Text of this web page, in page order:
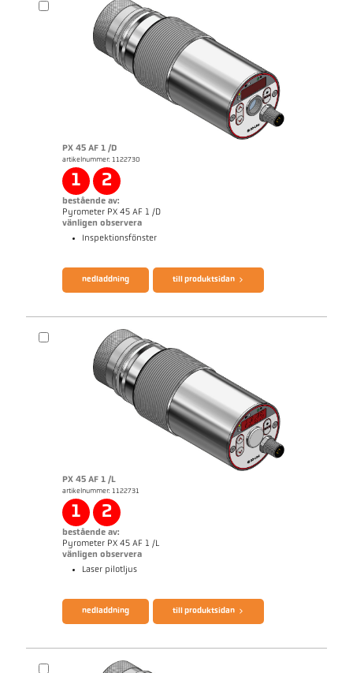
PX 45 AF 1 /D
artikelnummer: 1122730
1 2
bestående av:
Pyrometer PX 45 AF 1 /D
vänligen observera
Inspektionsfönster
broschyr CellaTemp PX
nedladdning till produktsidan
PX 45 AF 1 /L
artikelnummer: 1122731
1 2
bestående av:
Pyrometer PX 45 AF 1 /L
vänligen observera
Laser pilotljus
broschyr CellaTemp PX
nedladdning till produktsidan